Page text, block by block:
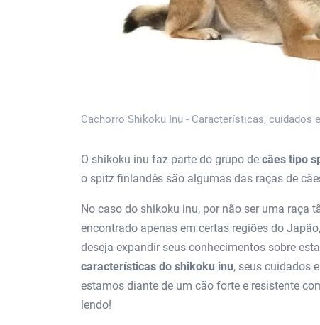
Cachorro Shikoku Inu - Características, cuidados
O shikoku inu faz parte do grupo de cães tipo
o spitz finlandês são algumas das raças de
No caso do shikoku inu, por não ser uma raça
encontrado apenas em certas regiões do
deseja expandir seus conhecimentos sobre
características do shikoku inu, seus cuidados
estamos diante de um cão forte e resistente
lendo!